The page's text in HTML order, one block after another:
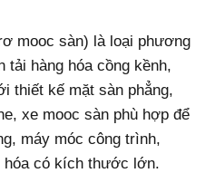
mooc sàn) là loại phương
tải hàng hóa cồng kềnh,
thiết kế mặt sàn phẳng,
xe mooc sàn phù hợp để
máy móc công trình,
hóa có kích thước lớn.